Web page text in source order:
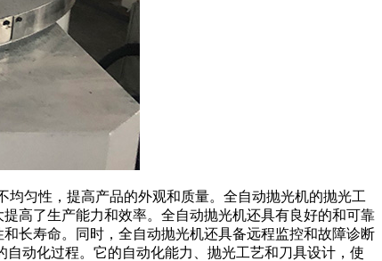
匀性，提高产品的外观和质量。全自动抛光机的抛光工
高了生产能力和效率。全自动抛光机还具有良好的和可靠
长寿命。同时，全自动抛光机还具备远程监控和故障诊断
动化过程。它的自动化能力、抛光工艺和刀具设计，使